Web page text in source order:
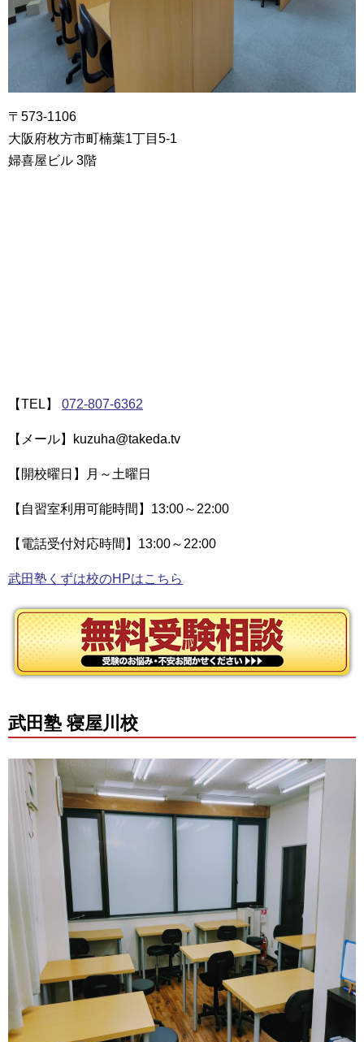
〒573-1106
大阪府枚方市町楠葉1丁目5-1
婦喜屋ビル 3階
【TEL】 072-807-6362
【メール】kuzuha@takeda.tv
【開校曜日】月～土曜日
【自習室利用可能時間】13:00～22:00
【電話受付対応時間】13:00～22:00
武田塾くずは校のHPはこちら
武田塾 寝屋川校